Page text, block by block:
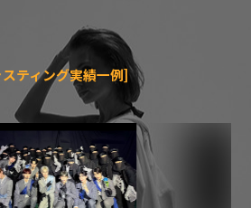
ティング実績一例]